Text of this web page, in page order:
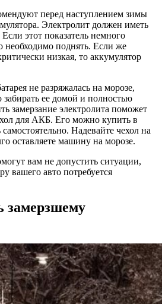
перед наступлением зимы
Электролит должен иметь
этот показатель немного
необходимо поднять. Если же
низкая, то аккумулятор
не разряжалась на морозе,
ее домой и полностью
замерзание электролита поможет
для АКБ. Его можно купить в
Надевайте чехол на
оставляете машину на морозе.
вам не допустить ситуации,
вашего авто потребуется
замерзшему